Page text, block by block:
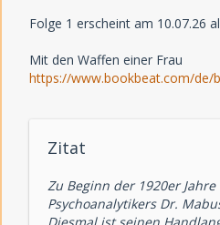
Folge 1 erscheint am 10.07.26
Mit den Waffen einer Frau
https://www.bookbeat.com/de/
Zitat
Zu Beginn der 1920er
Psychoanalytikers Dr.